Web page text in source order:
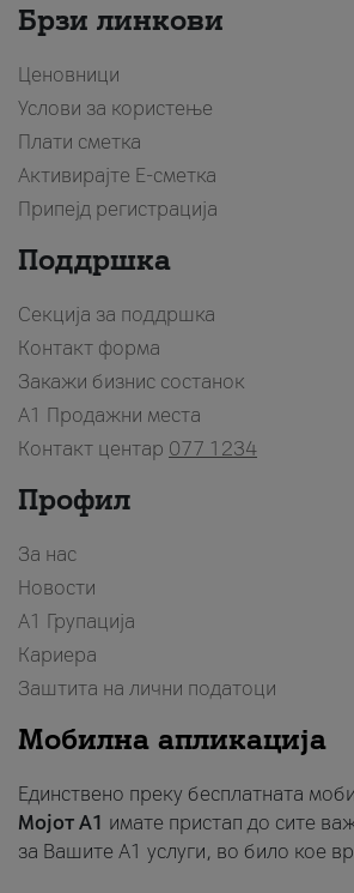
Брзи линкови
Ценовници
Услови за користење
Плати сметка
Активирајте Е-сметка
Припејд регистрација
Поддршка
Секција за поддршка
Контакт форма
Закажи бизнис состанок
A1 Продажни места
Контакт центар 077 1234
Профил
За нас
Новости
А1 Групација
Кариера
Заштита на лични податоци
Мобилна апликација
Единствено преку бесплатната
Мојот A1 имате пристап до сите
за Вашите A1 услуги, во било кое